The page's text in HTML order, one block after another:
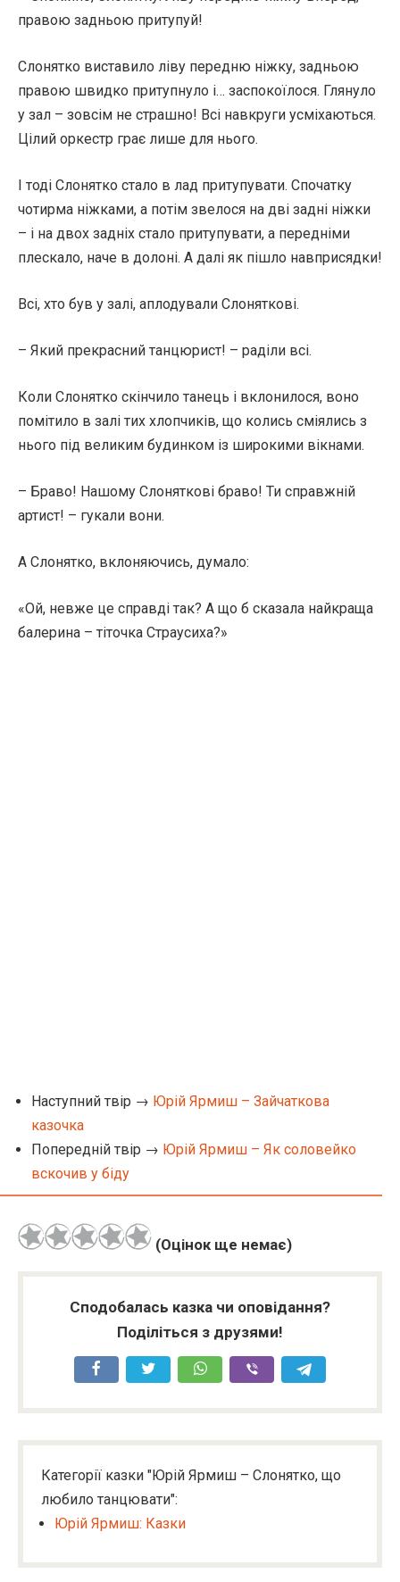
правою задньою притупуй!
Слонятко виставило ліву передню ніжку, задньою
правою швидко притупнуло і… заспокоїлося. Глянуло
у зал – зовсім не страшно! Всі навкруги усміхаються.
Цілий оркестр грає лише для нього.
І тоді Слонятко стало в лад притупувати. Спочатку
чотирма ніжками, а потім звелося на дві задні ніжки
– і на двох задніх стало притупувати, а передніми
плескало, наче в долоні. А далі як пішло навприсядки!
Всі, хто був у залі, аплодували Слоняткові.
– Який прекрасний танцюрист! – раділи всі.
Коли Слонятко скінчило танець і вклонилося, воно
помітило в залі тих хлопчиків, що колись сміялись з
нього під великим будинком із широкими вікнами.
– Браво! Нашому Слоняткові браво! Ти справжній
артист! – гукали вони.
А Слонятко, вклоняючись, думало:
«Ой, невже це справді так? А що б сказала найкраща
балерина – тіточка Страусиха?»
Наступний твір → Юрій Ярмиш – Зайчаткова
казочка
Попередній твір → Юрій Ярмиш – Як соловейко
вскочив у біду
(Оцінок ще немає)
Сподобалась казка чи оповідання?
Поділіться з друзями!
Категорії казки "Юрій Ярмиш – Слонятко, що
любило танцювати":
Юрій Ярмиш: Казки